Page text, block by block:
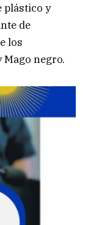
plástico y
de
los
negro.